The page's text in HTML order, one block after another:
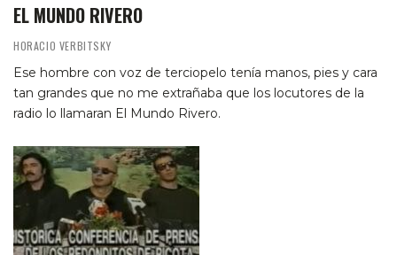
EL MUNDO RIVERO
HORACIO VERBITSKY
Ese hombre con voz de terciopelo tenía manos, pies y cara
tan grandes que no me extrañaba que los locutores de la
radio lo llamaran El Mundo Rivero.